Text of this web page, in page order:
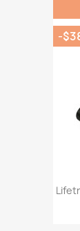
-